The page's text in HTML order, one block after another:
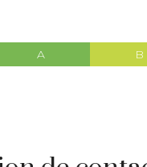
A B